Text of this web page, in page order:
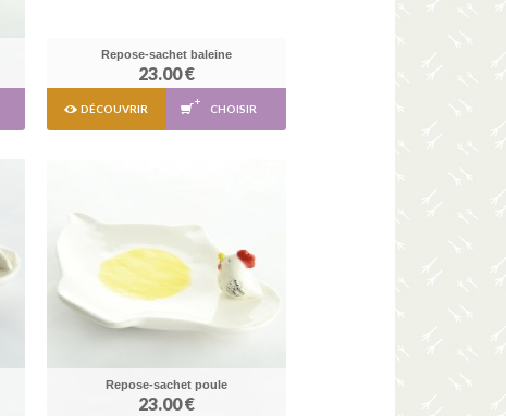
Repose-sachet baleine
23.00 €
DÉCOUVRIR CHOISIR
Repose-sachet poule
23.00 €